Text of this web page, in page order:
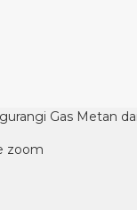
Gas Metan
zoom